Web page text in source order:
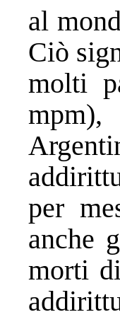
al
Ciò
molti
mpm),
per
anche
morti